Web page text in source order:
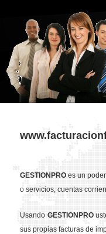
GESTION PRO es un
o servicios, cuentas
Usando GESTION PRO
sus propias facturas de